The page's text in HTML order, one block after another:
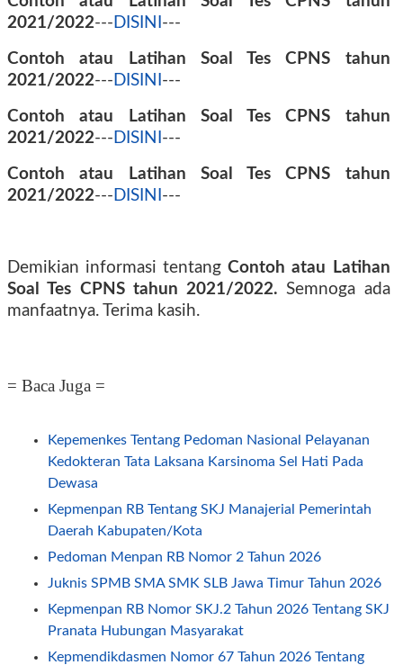
2021/2022--- DISINI ---
Contoh atau Latihan Soal Tes CPNS tahun
2021/2022--- DISINI ---
Contoh atau Latihan Soal Tes CPNS tahun
2021/2022--- DISINI ---
Contoh atau Latihan Soal Tes CPNS tahun
2021/2022--- DISINI ---
Demikian informasi tentangContoh atau Latihan
Soal Tes CPNS tahun 2021/2022. Semnoga ada
manfaatnya. Terima kasih.
= Baca Juga =
Kepemenkes Tentang Pedoman Nasional Pelayanan
Kedokteran Tata Laksana Karsinoma Sel Hati Pada
Dewasa
Kepmenpan RB Tentang SKJ Manajerial Pemerintah
Daerah Kabupaten/Kota
Pedoman Menpan RB Nomor 2 Tahun 2026
Juknis SPMB SMA SMK SLB Jawa Timur Tahun 2026
Kepmenpan RB Nomor SKJ.2 Tahun 2026 Tentang SKJ
Pranata Hubungan Masyarakat
Kepmendikdasmen Nomor 67 Tahun 2026 Tentang